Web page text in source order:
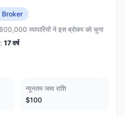
Broker
व्यापारियों ने इस ब्रोकर को चुना
17वर्ष
न्यूनतम जमा राशि
$100